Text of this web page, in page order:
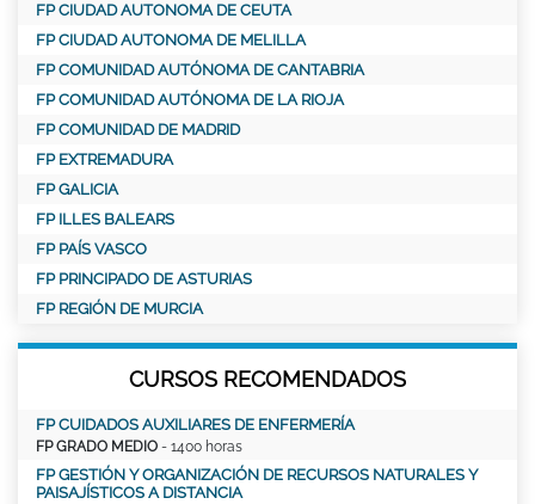
FP CIUDAD AUTONOMA DE CEUTA
FP CIUDAD AUTONOMA DE MELILLA
FP COMUNIDAD AUTÓNOMA DE CANTABRIA
FP COMUNIDAD AUTÓNOMA DE LA RIOJA
FP COMUNIDAD DE MADRID
FP EXTREMADURA
FP GALICIA
FP ILLES BALEARS
FP PAÍS VASCO
FP PRINCIPADO DE ASTURIAS
FP REGIÓN DE MURCIA
CURSOS RECOMENDADOS
FP CUIDADOS AUXILIARES DE ENFERMERÍA
FP GRADO MEDIO - 1400 horas
FP GESTIÓN Y ORGANIZACIÓN DE RECURSOS NATURALES Y
PAISAJÍSTICOS A DISTANCIA